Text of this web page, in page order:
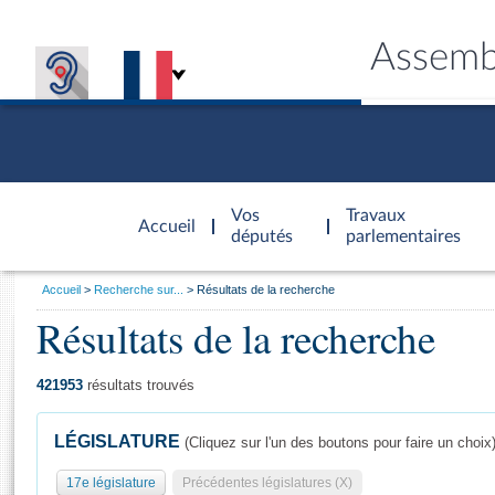
Accueil
d'accueil
Vos
députés
Travaux
parlementaires
Général
Vous
Accueil Recherche sur... Résultats de la recherche
Résultats de la recherche
421953 résultats trouvés
LÉGISLATURE (Cliquez sur l'un des boutons pour faire un choix)
17e législature Précédentes législatures (X)